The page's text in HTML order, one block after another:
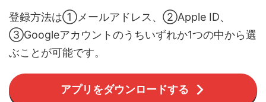
登録方法は①メールアドレス、②Apple ID、
③Googleアカウントのうちいずれか1つの中から選
ぶことが可能です。
アプリをダウンロードする